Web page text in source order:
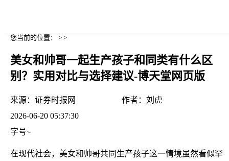
您当前的位置： > >
美女和帅哥一起生产孩子和同类有什么区
别？实用对比与选择建议-博天堂网页版
来源： 证券时报网 作者： 刘虎
2026-06-20 05:37:30
字号
在现代社会，美女和帅哥共同生产孩子这一情境虽然看似罕